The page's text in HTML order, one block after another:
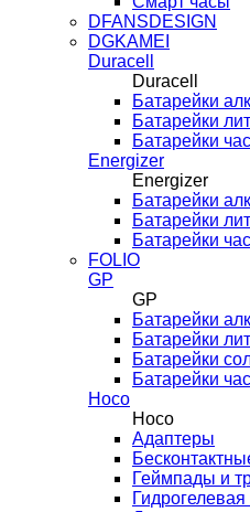
DFANSDESIGN
DGKAMEI
Duracell
Duracell
Батарейки
Батарейки
Батарейки
Energizer
Energizer
Батарейки
Батарейки
Батарейки
FOLIO
GP
GP
Батарейки
Батарейки
Батарейки
Батарейки
Hoco
Hoco
Адаптеры
Геймпады и
Гидрогелевая